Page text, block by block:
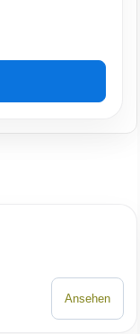
Ansehen